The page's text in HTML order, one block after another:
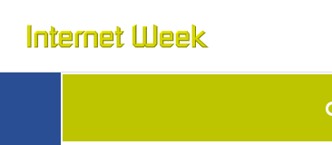
トップ
Internet Week とは